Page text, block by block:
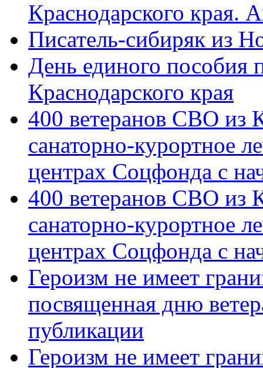
Краснодарского края.
Писатель-сибиряк из
День единого пособия
Краснодарского края
400 ветеранов СВО из
санаторно-курортное
центрах Соцфонда с
400 ветеранов СВО из
санаторно-курортное
центрах Соцфонда с
Героизм не имеет
посвященная дню
публикации
Героизм не имеет